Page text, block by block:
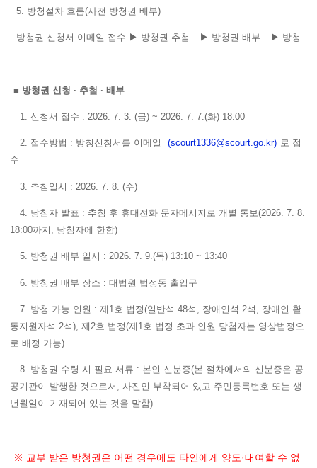
5. 방청절차 흐름(사전 방청권 배부)
방청권 신청서 이메일 접수 ▶ 방청권 추첨 ▶ 방청권 배부 ▶ 방청
■ 방청권 신청 · 추첨 · 배부
1. 신청서 접수 : 2026. 7. 3. (금) ~ 2026. 7. 7.(화) 18:00
2. 접수방법 : 방청신청서를 이메일 (scourt1336@scourt.go.kr) 로 접
수
3. 추첨일시 : 2026. 7. 8. (수)
4. 당첨자 발표 : 추첨 후 휴대전화 문자메시지로 개별 통보(2026. 7. 8.
18:00까지, 당첨자에 한함)
5. 방청권 배부 일시 : 2026. 7. 9.(목) 13:10 ~ 13:40
6. 방청권 배부 장소 : 대법원 법정동 출입구
7. 방청 가능 인원 : 제1호 법정(일반석 48석, 장애인석 2석, 장애인 활
동지원자석 2석), 제2호 법정(제1호 법정 초과 인원 당첨자는 영상법정으
로 배정 가능)
8. 방청권 수령 시 필요 서류 : 본인 신분증(본 절차에서의 신분증은 공
공기관이 발행한 것으로서, 사진인 부착되어 있고 주민등록번호 또는 생
년월일이 기재되어 있는 것을 말함)
※ 교부 받은 방청권은 어떤 경우에도 타인에게 양도·대여할 수 없